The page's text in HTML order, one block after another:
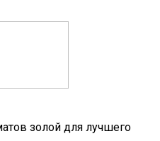
золой для лучшего